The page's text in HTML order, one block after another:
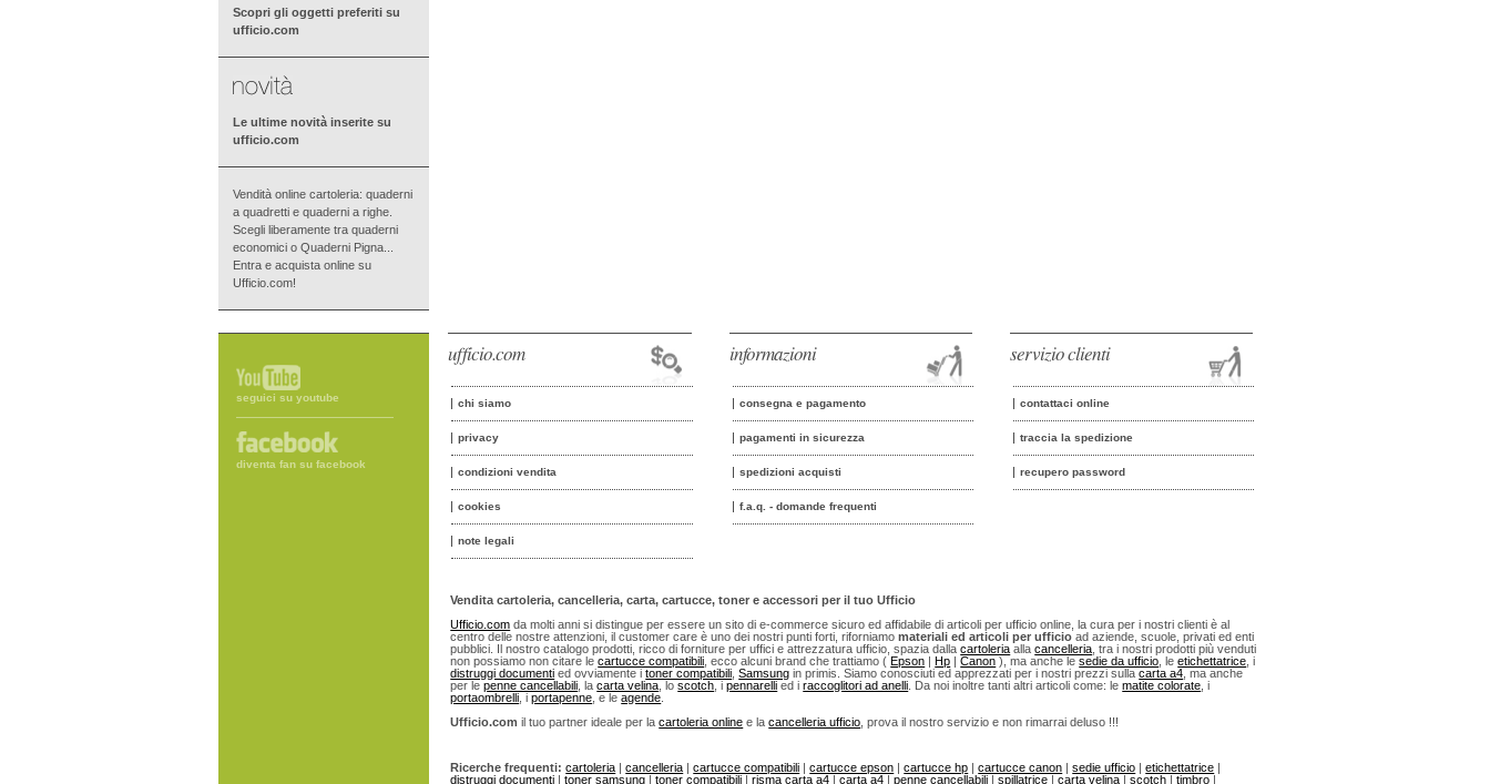
Scopri gli oggetti preferiti su
ufficio.com
Le ultime novità inserite su
ufficio.com
Vendità online cartoleria: quaderni
a quadretti e quaderni a righe.
Scegli liberamente tra quaderni
economici o Quaderni Pigna...
Entra e acquista online su
Ufficio.com!
seguici su youtube
diventa fan su facebook
servizio clienti
contattaci online
traccia la spedizione
recupero password
informazioni
consegna e pagamento
pagamenti in sicurezza
spedizioni acquisti
f.a.q. - domande frequenti
ufficio.com
chi siamo
privacy
condizioni vendita
cookies
note legali
Vendita cartoleria, cancelleria, carta, cartucce, toner e accessori per il tuo Ufficio
Ufficio.com da molti anni si distingue per essere un sito di e-commerce sicuro ed affidabile di articoli per ufficio online, la cura per i nostri clienti è al
centro delle nostre attenzioni, il customer care è uno dei nostri punti forti, riforniamomateriali ed articoli per ufficio ad aziende, scuole, privati ed enti
pubblici. Il nostro catalogo prodotti, ricco di forniture per uffici e attrezzatura ufficio, spazia dallacartoleria allacancelleria , tra i nostri prodotti più venduti
non possiamo non citare lecartucce compatibili , ecco alcuni brand che trattiamo (Epson |Hp |Canon ), ma anche lesedie da ufficio , leetichettatrice , i
distruggi documenti ed ovviamente itoner compatibili ,Samsung in primis. Siamo conosciuti ed apprezzati per i nostri prezzi sullacarta a4 , ma anche
per lepenne cancellabili , lacarta velina , loscotch , ipennarelli ed iraccoglitori ad anelli . Da noi inoltre tanti altri articoli come: lematite colorate , i
portaombrelli , iportapenne , e leagende
Ufficio.com il tuo partner ideale per lacartoleria online e lacancelleria ufficio , prova il nostro servizio e non rimarrai deluso !!!
Ricerche frequenti: cartoleria |cancelleria |cartucce compatibili |cartucce epson |cartucce hp |cartucce canon |sedie ufficio |etichettatrice |
distruggi documenti |toner samsung |toner compatibili |risma carta a4 |carta a4 |penne cancellabili |spillatrice |carta velina |scotch |timbro |